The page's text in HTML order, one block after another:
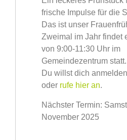
frische Impulse für die
Das ist unser
Zweimal im Jahr findet
von 9:00-11:30 Uhr im
Gemeindezentrum statt.
Du willst dich
oder rufe hier an.
Nächster Termin:
November 2025